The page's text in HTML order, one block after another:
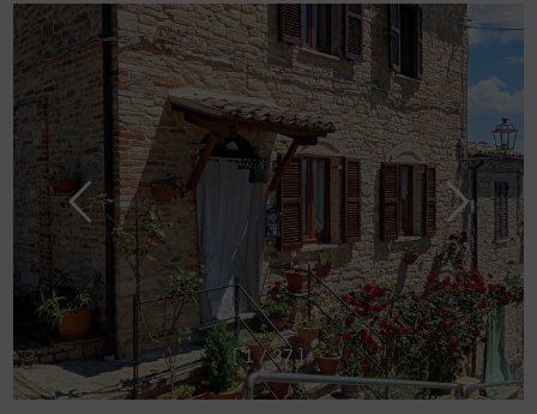
[ 1 / 37 ]